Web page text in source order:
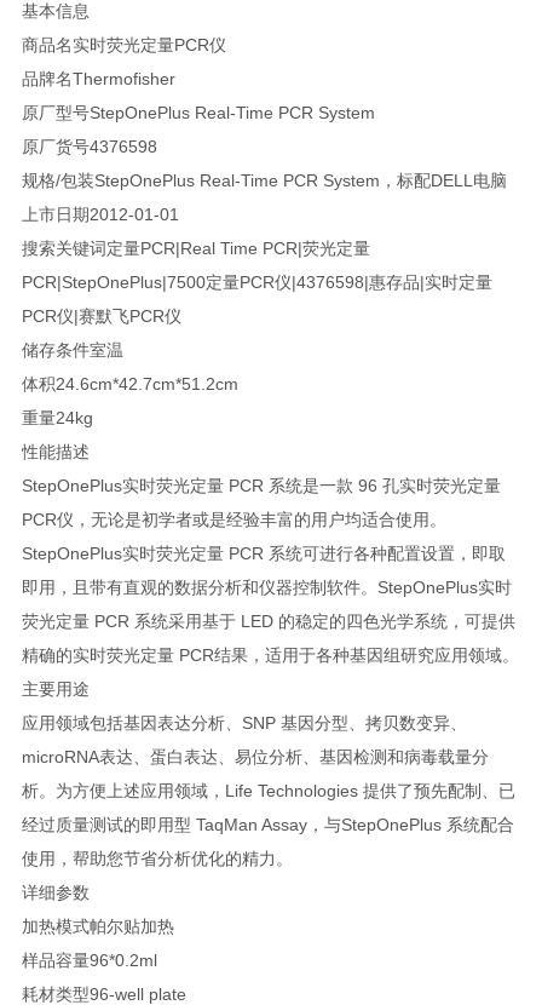
基本信息
商品名实时荧光定量PCR仪
品牌名Thermofisher
原厂型号StepOnePlus Real-Time PCR System
原厂货号4376598
规格/包装StepOnePlus Real-Time PCR System，标配DELL电脑
上市日期2012-01-01
搜索关键词定量PCR|Real Time PCR|荧光定量
PCR|StepOnePlus|7500定量PCR仪|4376598|惠存品|实时定量
PCR仪|赛默飞PCR仪
储存条件室温
体积24.6cm*42.7cm*51.2cm
重量24kg
性能描述
StepOnePlus实时荧光定量 PCR 系统是一款 96 孔实时荧光定量
PCR仪，无论是初学者或是经验丰富的用户均适合使用。
StepOnePlus实时荧光定量 PCR 系统可进行各种配置设置，即取
即用，且带有直观的数据分析和仪器控制软件。StepOnePlus实时
荧光定量 PCR 系统采用基于 LED 的稳定的四色光学系统，可提供
精确的实时荧光定量 PCR结果，适用于各种基因组研究应用领域。
主要用途
应用领域包括基因表达分析、SNP 基因分型、拷贝数变异、
microRNA表达、蛋白表达、易位分析、基因检测和病毒载量分
析。为方便上述应用领域，Life Technologies 提供了预先配制、已
经过质量测试的即用型 TaqMan Assay，与StepOnePlus 系统配合
使用，帮助您节省分析优化的精力。
详细参数
加热模式帕尔贴加热
样品容量96*0.2ml
耗材类型96-well plate